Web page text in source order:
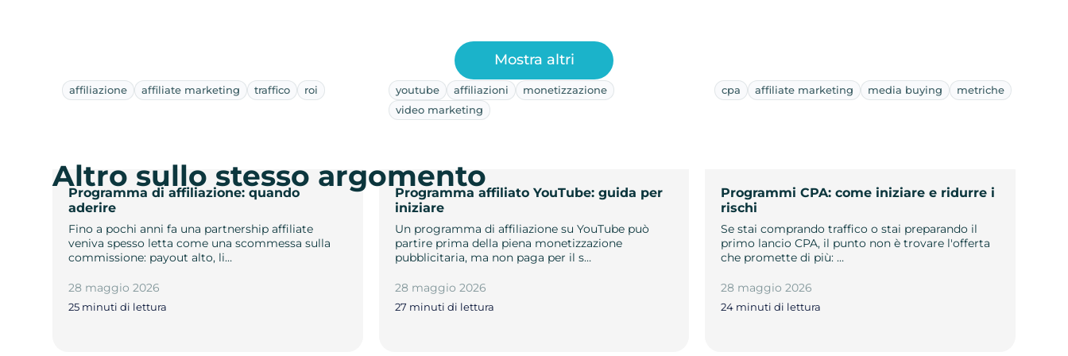
affiliazione affiliate marketing traffico roi
Programma di affiliazione: quando
aderire
Fino a pochi anni fa una partnership affiliate
veniva spesso letta come una scommessa sulla
commissione: payout alto, li…
28 maggio 2026
25 minuti di lettura
youtube affiliazioni
monetizzazione
video marketing
Programma affiliato YouTube: guida per
iniziare
Un programma di affiliazione su YouTube può
partire prima della piena monetizzazione
pubblicitaria, ma non paga per il s…
28 maggio 2026
27 minuti di lettura
cpa affiliate marketing media buying metriche
Programmi CPA: come iniziare e ridurre i
rischi
Se stai comprando traffico o stai preparando il
primo lancio CPA, il punto non è trovare l'offerta
che promette di più: …
28 maggio 2026
24 minuti di lettura
Mostra altri
Altro sullo stesso argomento